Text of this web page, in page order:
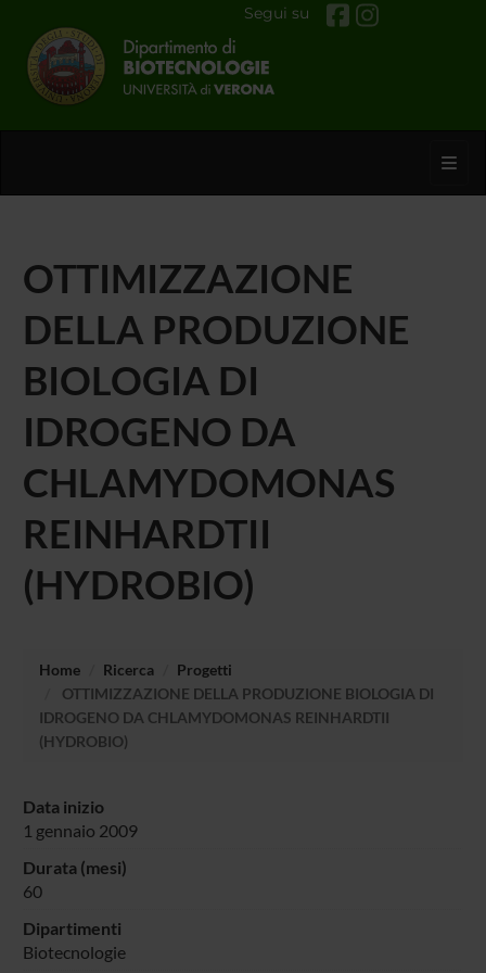
Segui su
OTTIMIZZAZIONE
DELLA PRODUZIONE
BIOLOGIA DI
IDROGENO DA
CHLAMYDOMONAS
REINHARDTII
(HYDROBIO)
Home Ricerca
Progetti
OTTIMIZZAZIONE DELLA PRODUZIONE BIOLOGIA DI
IDROGENO DA CHLAMYDOMONAS REINHARDTII
(HYDROBIO)
Data inizio
1 gennaio 2009
Durata (mesi)
60
Dipartimenti
Biotecnologie